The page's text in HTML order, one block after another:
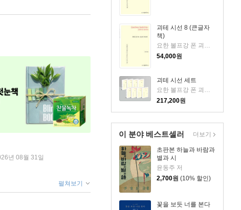
괴테 시선 8 (큰글자
책)
요한 볼프강 폰 괴테 저/임우영 역
54,000원
괴테 시선 세트
217,200원
이 분야 베스트셀러
초판본 하늘과 바람과
별과 시
윤동주 저
2,700원 (10% 할인)
꽃을 보듯 너를 본다
더보기
년 08월 31일
펼쳐보기